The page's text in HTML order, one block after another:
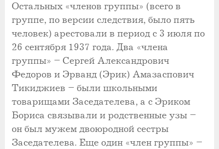
Остальных «членов группы» (всего в
группе, по версии следствия, было пять
человек) арестовали в период с 3 июля по
26 сентября 1937 года. Два «члена
группы» – Сергей Александрович
Федоров и Эрванд (Эрик) Амазаспович
Тикиджиев – были школьными
товарищами Заседателева, а с Эриком
Бориса связывали и родственные узы –
он был мужем двоюродной сестры
Заседателева. Еще один «член группы» –